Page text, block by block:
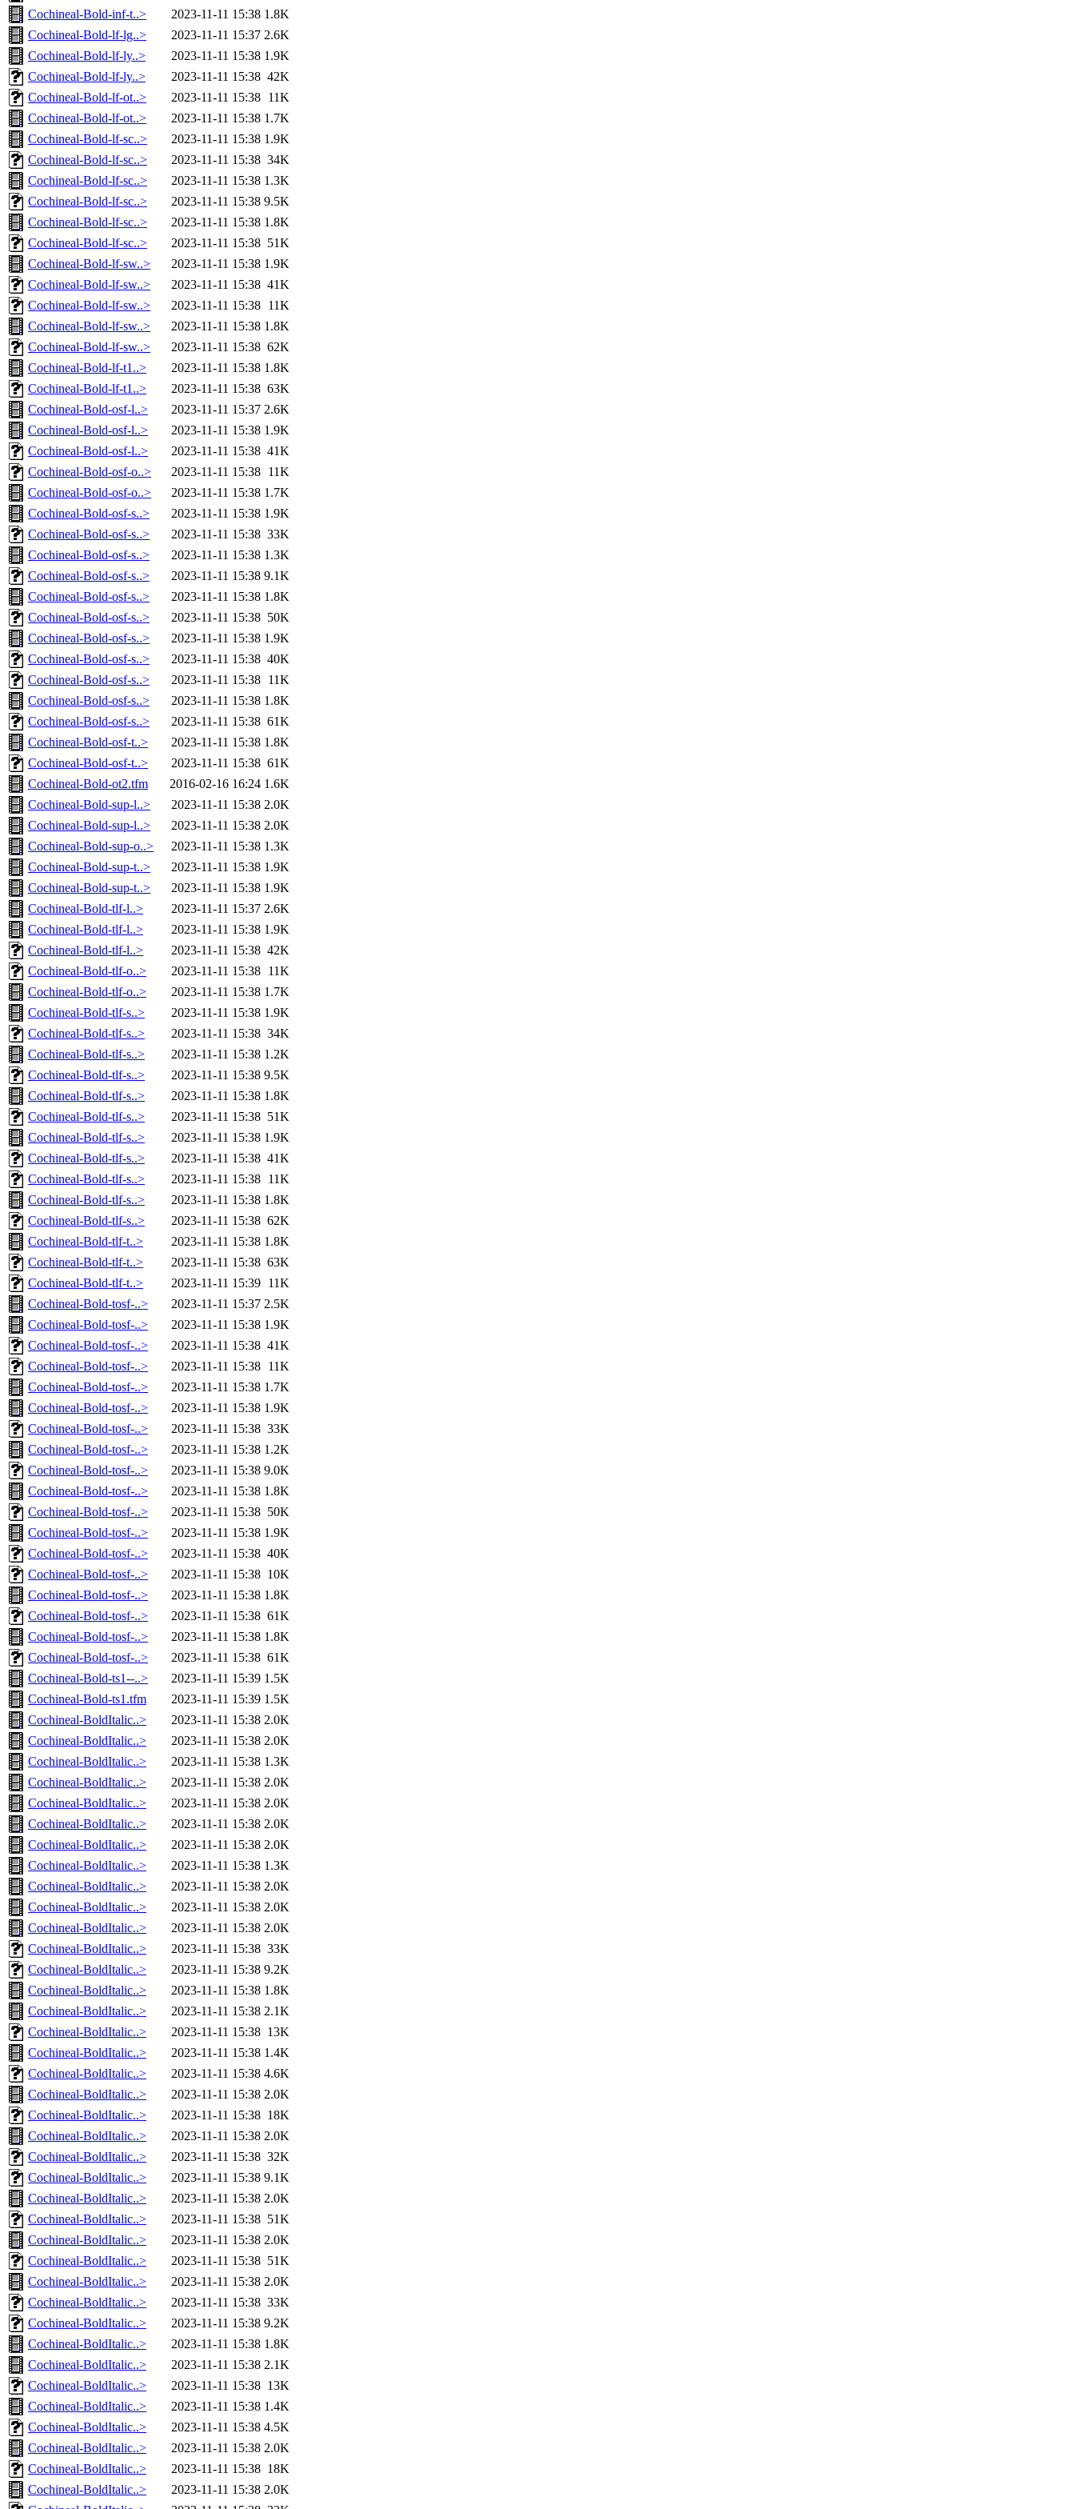
Cochineal-Bold-inf-t..>
2023-11-11 15:38 1.8K
Cochineal-Bold-lf-lg..>
2023-11-11 15:37 2.6K
Cochineal-Bold-lf-ly..>
2023-11-11 15:38 1.9K
Cochineal-Bold-lf-ly..>
2023-11-11 15:38 42K
Cochineal-Bold-lf-ot..>
2023-11-11 15:38 11K
Cochineal-Bold-lf-ot..>
2023-11-11 15:38 1.7K
Cochineal-Bold-lf-sc..>
2023-11-11 15:38 1.9K
Cochineal-Bold-lf-sc..>
2023-11-11 15:38 34K
Cochineal-Bold-lf-sc..>
2023-11-11 15:38 1.3K
Cochineal-Bold-lf-sc..>
2023-11-11 15:38 9.5K
Cochineal-Bold-lf-sc..>
2023-11-11 15:38 1.8K
Cochineal-Bold-lf-sc..>
2023-11-11 15:38 51K
Cochineal-Bold-lf-sw..>
2023-11-11 15:38 1.9K
Cochineal-Bold-lf-sw..>
2023-11-11 15:38 41K
Cochineal-Bold-lf-sw..>
2023-11-11 15:38 11K
Cochineal-Bold-lf-sw..>
2023-11-11 15:38 1.8K
Cochineal-Bold-lf-sw..>
2023-11-11 15:38 62K
Cochineal-Bold-lf-t1..>
2023-11-11 15:38 1.8K
Cochineal-Bold-lf-t1..>
2023-11-11 15:38 63K
Cochineal-Bold-osf-l..>
2023-11-11 15:37 2.6K
Cochineal-Bold-osf-l..>
2023-11-11 15:38 1.9K
Cochineal-Bold-osf-l..>
2023-11-11 15:38 41K
Cochineal-Bold-osf-o..>
2023-11-11 15:38 11K
Cochineal-Bold-osf-o..>
2023-11-11 15:38 1.7K
Cochineal-Bold-osf-s..>
2023-11-11 15:38 1.9K
Cochineal-Bold-osf-s..>
2023-11-11 15:38 33K
Cochineal-Bold-osf-s..>
2023-11-11 15:38 1.3K
Cochineal-Bold-osf-s..>
2023-11-11 15:38 9.1K
Cochineal-Bold-osf-s..>
2023-11-11 15:38 1.8K
Cochineal-Bold-osf-s..>
2023-11-11 15:38 50K
Cochineal-Bold-osf-s..>
2023-11-11 15:38 1.9K
Cochineal-Bold-osf-s..>
2023-11-11 15:38 40K
Cochineal-Bold-osf-s..>
2023-11-11 15:38 11K
Cochineal-Bold-osf-s..>
2023-11-11 15:38 1.8K
Cochineal-Bold-osf-s..>
2023-11-11 15:38 61K
Cochineal-Bold-osf-t..>
2023-11-11 15:38 1.8K
Cochineal-Bold-osf-t..>
2023-11-11 15:38 61K
Cochineal-Bold-ot2.tfm
2016-02-16 16:24 1.6K
Cochineal-Bold-sup-l..>
2023-11-11 15:38 2.0K
Cochineal-Bold-sup-l..>
2023-11-11 15:38 2.0K
Cochineal-Bold-sup-o..>
2023-11-11 15:38 1.3K
Cochineal-Bold-sup-t..>
2023-11-11 15:38 1.9K
Cochineal-Bold-sup-t..>
2023-11-11 15:38 1.9K
Cochineal-Bold-tlf-l..>
2023-11-11 15:37 2.6K
Cochineal-Bold-tlf-l..>
2023-11-11 15:38 1.9K
Cochineal-Bold-tlf-l..>
2023-11-11 15:38 42K
Cochineal-Bold-tlf-o..>
2023-11-11 15:38 11K
Cochineal-Bold-tlf-o..>
2023-11-11 15:38 1.7K
Cochineal-Bold-tlf-s..>
2023-11-11 15:38 1.9K
Cochineal-Bold-tlf-s..>
2023-11-11 15:38 34K
Cochineal-Bold-tlf-s..>
2023-11-11 15:38 1.2K
Cochineal-Bold-tlf-s..>
2023-11-11 15:38 9.5K
Cochineal-Bold-tlf-s..>
2023-11-11 15:38 1.8K
Cochineal-Bold-tlf-s..>
2023-11-11 15:38 51K
Cochineal-Bold-tlf-s..>
2023-11-11 15:38 1.9K
Cochineal-Bold-tlf-s..>
2023-11-11 15:38 41K
Cochineal-Bold-tlf-s..>
2023-11-11 15:38 11K
Cochineal-Bold-tlf-s..>
2023-11-11 15:38 1.8K
Cochineal-Bold-tlf-s..>
2023-11-11 15:38 62K
Cochineal-Bold-tlf-t..>
2023-11-11 15:38 1.8K
Cochineal-Bold-tlf-t..>
2023-11-11 15:38 63K
Cochineal-Bold-tlf-t..>
2023-11-11 15:39 11K
Cochineal-Bold-tosf-..>
2023-11-11 15:37 2.5K
Cochineal-Bold-tosf-..>
2023-11-11 15:38 1.9K
Cochineal-Bold-tosf-..>
2023-11-11 15:38 41K
Cochineal-Bold-tosf-..>
2023-11-11 15:38 11K
Cochineal-Bold-tosf-..>
2023-11-11 15:38 1.7K
Cochineal-Bold-tosf-..>
2023-11-11 15:38 1.9K
Cochineal-Bold-tosf-..>
2023-11-11 15:38 33K
Cochineal-Bold-tosf-..>
2023-11-11 15:38 1.2K
Cochineal-Bold-tosf-..>
2023-11-11 15:38 9.0K
Cochineal-Bold-tosf-..>
2023-11-11 15:38 1.8K
Cochineal-Bold-tosf-..>
2023-11-11 15:38 50K
Cochineal-Bold-tosf-..>
2023-11-11 15:38 1.9K
Cochineal-Bold-tosf-..>
2023-11-11 15:38 40K
Cochineal-Bold-tosf-..>
2023-11-11 15:38 10K
Cochineal-Bold-tosf-..>
2023-11-11 15:38 1.8K
Cochineal-Bold-tosf-..>
2023-11-11 15:38 61K
Cochineal-Bold-tosf-..>
2023-11-11 15:38 1.8K
Cochineal-Bold-tosf-..>
2023-11-11 15:38 61K
Cochineal-Bold-ts1--..>
2023-11-11 15:39 1.5K
Cochineal-Bold-ts1.tfm
2023-11-11 15:39 1.5K
Cochineal-BoldItalic..>
2023-11-11 15:38 2.0K
Cochineal-BoldItalic..>
2023-11-11 15:38 2.0K
Cochineal-BoldItalic..>
2023-11-11 15:38 1.3K
Cochineal-BoldItalic..>
2023-11-11 15:38 2.0K
Cochineal-BoldItalic..>
2023-11-11 15:38 2.0K
Cochineal-BoldItalic..>
2023-11-11 15:38 2.0K
Cochineal-BoldItalic..>
2023-11-11 15:38 2.0K
Cochineal-BoldItalic..>
2023-11-11 15:38 1.3K
Cochineal-BoldItalic..>
2023-11-11 15:38 2.0K
Cochineal-BoldItalic..>
2023-11-11 15:38 2.0K
Cochineal-BoldItalic..>
2023-11-11 15:38 2.0K
Cochineal-BoldItalic..>
2023-11-11 15:38 33K
Cochineal-BoldItalic..>
2023-11-11 15:38 9.2K
Cochineal-BoldItalic..>
2023-11-11 15:38 1.8K
Cochineal-BoldItalic..>
2023-11-11 15:38 2.1K
Cochineal-BoldItalic..>
2023-11-11 15:38 13K
Cochineal-BoldItalic..>
2023-11-11 15:38 1.4K
Cochineal-BoldItalic..>
2023-11-11 15:38 4.6K
Cochineal-BoldItalic..>
2023-11-11 15:38 2.0K
Cochineal-BoldItalic..>
2023-11-11 15:38 18K
Cochineal-BoldItalic..>
2023-11-11 15:38 2.0K
Cochineal-BoldItalic..>
2023-11-11 15:38 32K
Cochineal-BoldItalic..>
2023-11-11 15:38 9.1K
Cochineal-BoldItalic..>
2023-11-11 15:38 2.0K
Cochineal-BoldItalic..>
2023-11-11 15:38 51K
Cochineal-BoldItalic..>
2023-11-11 15:38 2.0K
Cochineal-BoldItalic..>
2023-11-11 15:38 51K
Cochineal-BoldItalic..>
2023-11-11 15:38 2.0K
Cochineal-BoldItalic..>
2023-11-11 15:38 33K
Cochineal-BoldItalic..>
2023-11-11 15:38 9.2K
Cochineal-BoldItalic..>
2023-11-11 15:38 1.8K
Cochineal-BoldItalic..>
2023-11-11 15:38 2.1K
Cochineal-BoldItalic..>
2023-11-11 15:38 13K
Cochineal-BoldItalic..>
2023-11-11 15:38 1.4K
Cochineal-BoldItalic..>
2023-11-11 15:38 4.5K
Cochineal-BoldItalic..>
2023-11-11 15:38 2.0K
Cochineal-BoldItalic..>
2023-11-11 15:38 18K
Cochineal-BoldItalic..>
2023-11-11 15:38 2.0K